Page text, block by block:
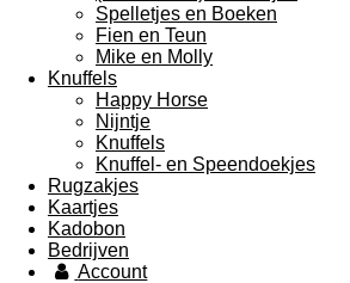
Spelletjes en Boeken
Fien en Teun
Mike en Molly
Knuffels
Happy Horse
Nijntje
Knuffels
Knuffel- en Speendoekjes
Rugzakjes
Kaartjes
Kadobon
Bedrijven
Account